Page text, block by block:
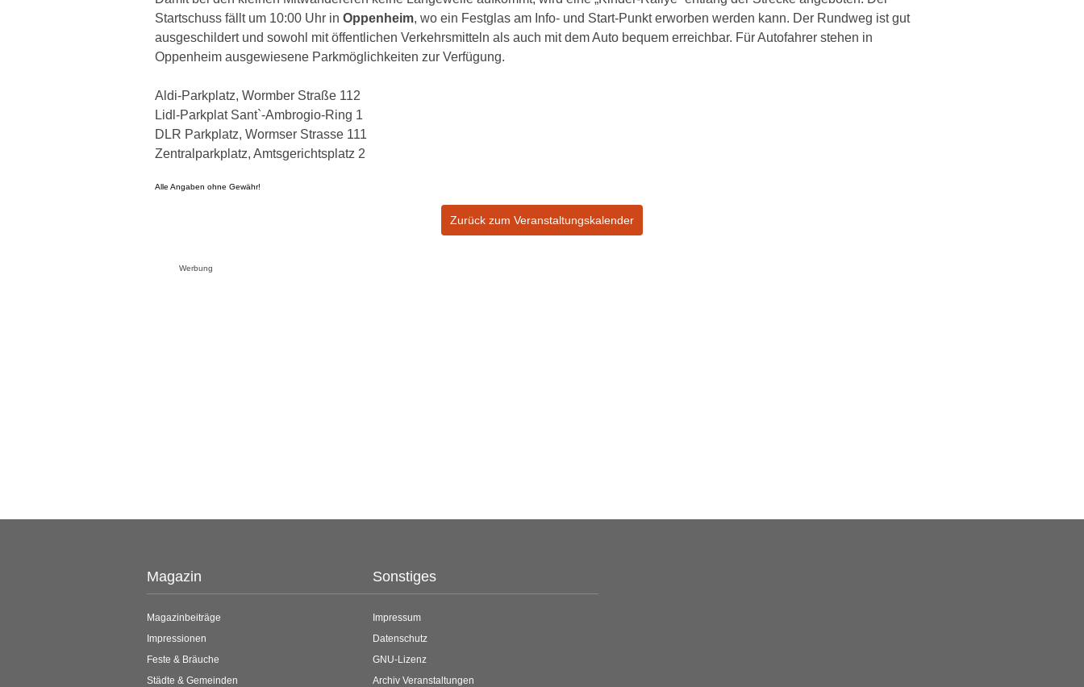
Startschuss fällt um 10:00 Uhr in Oppenheim, wo ein Festglas am Info- und Start-Punkt erworben werden kann. Der Rundweg ist gut
ausgeschildert und sowohl mit öffentlichen Verkehrsmitteln als auch mit dem Auto bequem erreichbar. Für Autofahrer stehen in
Oppenheim ausgewiesene Parkmöglichkeiten zur Verfügung.
Aldi-Parkplatz, Wormber Straße 112
Lidl-Parkplat Sant`-Ambrogio-Ring 1
DLR Parkplatz, Wormser Strasse 111
Zentralparkplatz, Amtsgerichtsplatz 2
Alle Angaben ohne Gewähr!
Zurück zum Veranstaltungskalender
Werbung
Magazin
Magazinbeiträge
Impressionen
Feste & Bräuche
Städte & Gemeinden
Sonstiges
Impressum
Datenschutz
GNU-Lizenz
Archiv Veranstaltungen